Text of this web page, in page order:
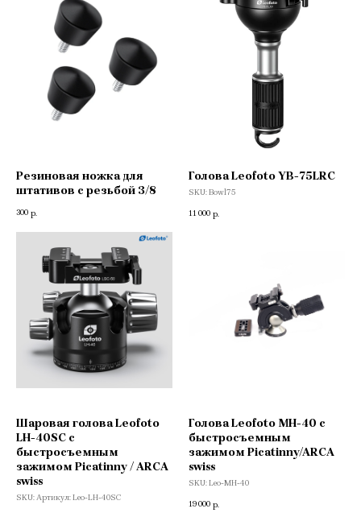
Резиновая ножка для
штативов с резьбой 3/8
300 р.
Голова Leofoto YB-75LRC
SKU:Bowl75
11 000 р.
Шаровая голова Leofoto
LH-40SC с
быстросъемным
зажимом Picatinny / ARCA
swiss
SKU:Артикул: Leo-LH-40SC
Голова Leofoto MH-40 с
быстросъемным
зажимом Picatinny/ARCA
swiss
SKU:Leo-MH-40
19 000 р.